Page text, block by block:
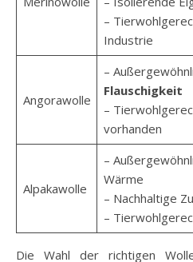
–
Industrie
Angorawolle
–
Flauschigkeit
–
vorhanden
Alpakawolle
–
Wärme
– Nachhaltige
–
Die Wahl der richtigen